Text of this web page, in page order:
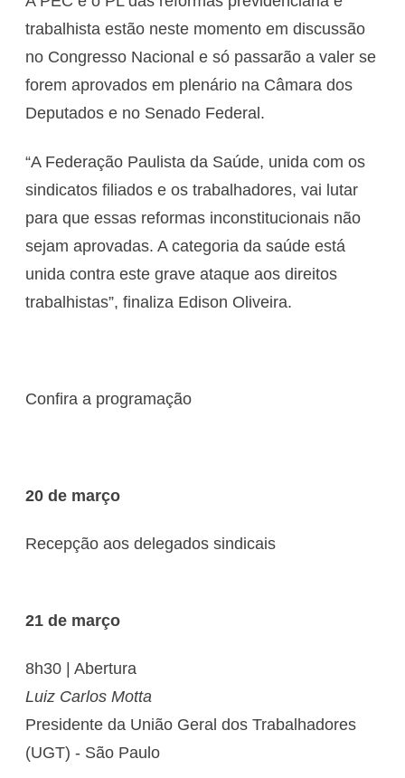
trabalhista estão neste momento em discussão
no Congresso Nacional e só passarão a valer se
forem aprovados em plenário na Câmara dos
Deputados e no Senado Federal.
“A Federação Paulista da Saúde, unida com os
sindicatos filiados e os trabalhadores, vai lutar
para que essas reformas inconstitucionais não
sejam aprovadas. A categoria da saúde está
unida contra este grave ataque aos direitos
trabalhistas”, finaliza Edison Oliveira.
Confira a programação
20 de março
Recepção aos delegados sindicais
21 de março
8h30 | Abertura
Luiz Carlos Motta
Presidente da União Geral dos Trabalhadores
(UGT) - São Paulo